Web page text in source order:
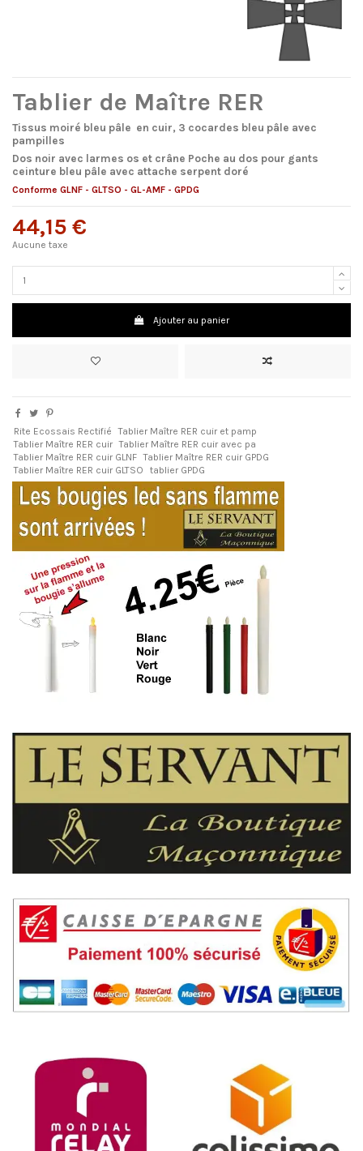
Tablier de Maître RER
Tissus moiré bleu pâle en cuir, 3 cocardes bleu pâle avec
pampilles
Dos noir avec larmes os et crâne Poche au dos pour gants
ceinture bleu pâle avec attache serpent doré
Conforme GLNF - GLTSO - GL-AMF - GPDG
44,15 €
Aucune taxe
Ajouter au panier
Rite Ecossais Rectifié
Tablier Maître RER cuir et pamp
Tablier Maître RER cuir Tablier Maître RER cuir avec pa
Tablier Maître RER cuir GLNF Tablier Maître RER cuir GPDG
Tablier Maître RER cuir GLTSO
tablier GPDG